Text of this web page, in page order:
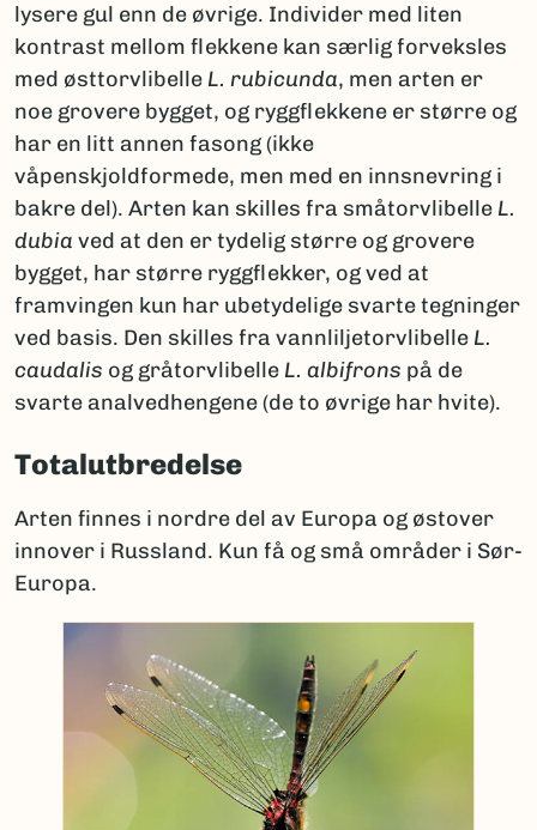
lysere gul enn de øvrige. Individer med liten
kontrast mellom flekkene kan særlig forveksles
med østtorvlibelle L. rubicunda, men arten er
noe grovere bygget, og ryggflekkene er større og
har en litt annen fasong (ikke
våpenskjoldformede, men med en innsnevring i
bakre del). Arten kan skilles fra småtorvlibelle L.
dubia ved at den er tydelig større og grovere
bygget, har større ryggflekker, og ved at
framvingen kun har ubetydelige svarte tegninger
ved basis. Den skilles fra vannliljetorvlibelle L.
caudalis og gråtorvlibelle L. albifrons på de
svarte analvedhengene (de to øvrige har hvite).
Totalutbredelse
Arten finnes i nordre del av Europa og østover
innover i Russland. Kun få og små områder i Sør-
Europa.